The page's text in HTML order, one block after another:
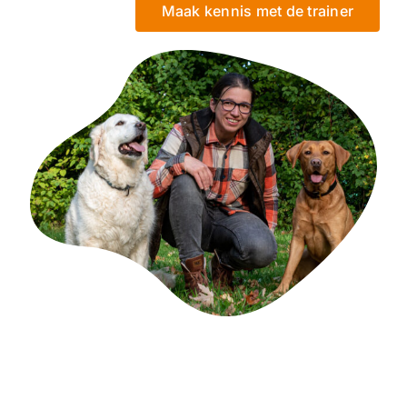
Maak kennis met de trainer